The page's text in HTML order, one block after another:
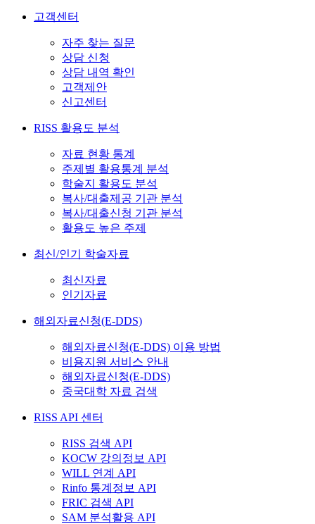
고객센터
자주 찾는 질문
상담 신청
상담 내역 확인
고객제안
신고센터
RISS 활용도 분석
자료 현황 통계
주제별 활용통계 분석
학술지 활용도 분석
복사/대출제공 기관 분석
복사/대출신청 기관 분석
활용도 높은 주제
최신/인기 학술자료
최신자료
인기자료
해외자료신청(E-DDS)
해외자료신청(E-DDS) 이용 방법
비용지원 서비스 안내
해외자료신청(E-DDS)
중국대학 자료 검색
RISS API 센터
RISS 검색 API
KOCW 강의정보 API
WILL 연계 API
Rinfo 통계정보 API
FRIC 검색 API
SAM 분석활용 API